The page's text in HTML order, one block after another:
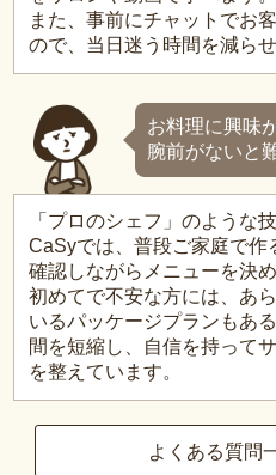
また、事前にチャットでお
ので、当日迷う時間を減らせ
お料理に興味
腕前がないと
「プロのシェフ」のような
CaSyでは、普段ご家庭で作
確認しながらメニューを決め
初めてで不安な方には、あ
いるパッケージプランもあ
間を短縮し、自信を持って
を整えています。
よくある質問